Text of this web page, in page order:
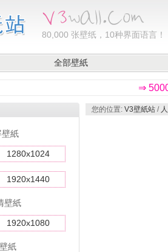
80,000 张壁纸，10种界面语言！
全部壁紙
⇒
紙
1280x1024
1920x1440
壁紙
1920x1080
紙
您的位置: V3壁紙站 /